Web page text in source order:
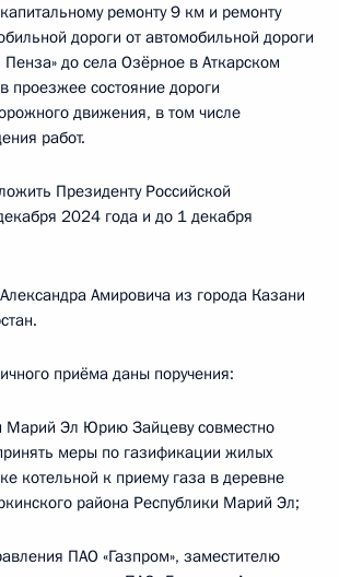
ремонту 9 км и ремонту
дороги от автомобильной дороги
до села Озёрное в Аткарском
проезжее состояние дороги
движения, в том числе
работ.
Президенту Российской
2024 года и до 1 декабря
Амировича из города Казани
приёма даны поручения:
Марий Эл Юрию Зайцеву совместно
меры по газификации жилых
котельной к приему газа в деревне
района Республики Марий Эл;
ПАО «Газпром», заместителю